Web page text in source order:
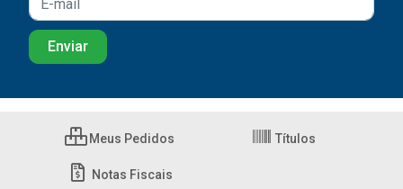
Meus Pedidos Títulos
Notas Fiscais